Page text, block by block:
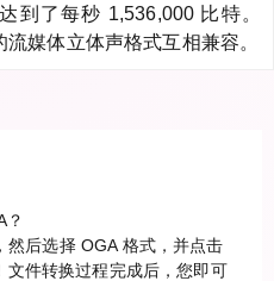
到了每秒 1,536,000 比特。
媒体立体声格式互相兼容。
？
然后选择 OGA 格式，并点击
文件转换过程完成后，您即可